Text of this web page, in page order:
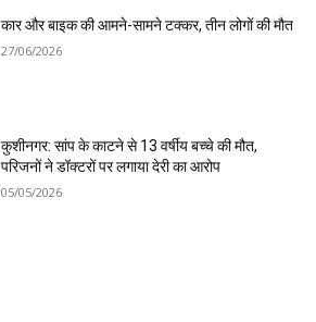
कार और बाइक की आमने-सामने टक्कर, तीन लोगों की मौत
27/06/2026
कुशीनगर: सांप के काटने से 13 वर्षीय बच्चे की मौत,
परिजनों ने डॉक्टरों पर लगाया देरी का आरोप
05/05/2026